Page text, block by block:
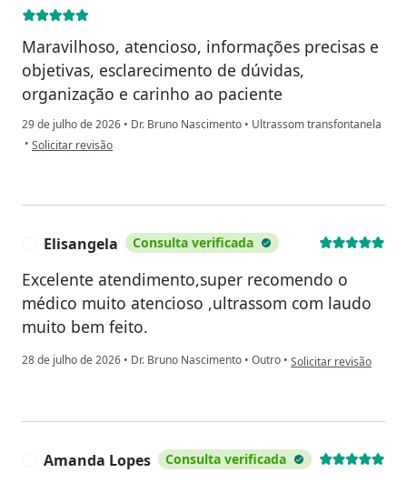
Maravilhoso, atencioso, informações precisas e
objetivas, esclarecimento de dúvidas,
organização e carinho ao paciente
29 de julho de 2026 • Dr. Bruno Nascimento • Ultrassom transfontanela
• na opinião do utilizador Maria Rita Pasquim
Solicitar revisão
Elisangela Consulta verificada
Excelente atendimento,super recomendo o
médico muito atencioso ,ultrassom com laudo
muito bem feito.
28 de julho de 2026 • Dr. Bruno Nascimento • Outro • na opinião do
Solicitar revisão
Amanda Lopes Consulta verificada